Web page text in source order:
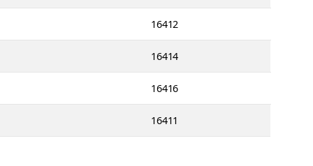
16412
16414
16416
16411